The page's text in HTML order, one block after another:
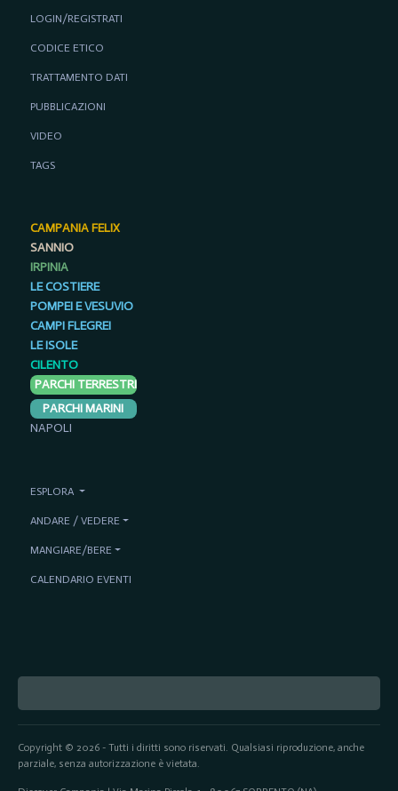
Copyright © 2026 - Tutti i diritti sono riservati. Qualsiasi riproduzione, anche
parziale, senza autorizzazione è vietata.
LOGIN/REGISTRATI
CODICE ETICO
TRATTAMENTO DATI
PUBBLICAZIONI
VIDEO
TAGS
CAMPANIA FELIX
SANNIO
IRPINIA
LE COSTIERE
POMPEI E VESUVIO
CAMPI FLEGREI
LE ISOLE
CILENTO
PARCHI TERRESTRI
PARCHI MARINI
NAPOLI
ESPLORA
ANDARE / VEDERE
MANGIARE/BERE
CALENDARIO EVENTI